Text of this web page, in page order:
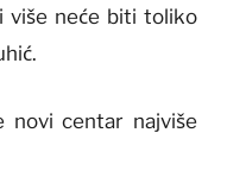
više neće biti toliko
novi centar najviše